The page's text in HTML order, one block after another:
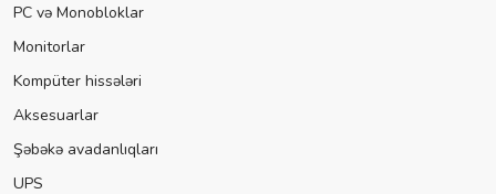
PC və Monobloklar
Monitorlar
Kompüter hissələri
Aksesuarlar
Şəbəkə avadanlıqları
UPS